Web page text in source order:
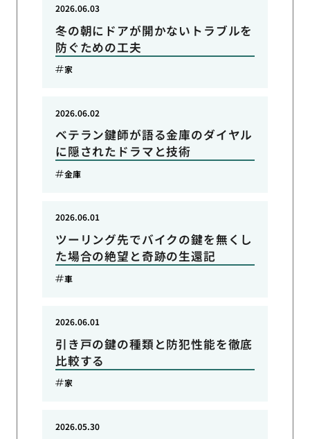
冬の朝にドアが開かないトラブルを
防ぐための工夫
2026.06.03
家
ベテラン鍵師が語る金庫のダイヤル
に隠されたドラマと技術
2026.06.02
金庫
ツーリング先でバイクの鍵を無くし
た場合の絶望と奇跡の生還記
2026.06.01
車
引き戸の鍵の種類と防犯性能を徹底
比較する
2026.06.01
家
2026.05.30